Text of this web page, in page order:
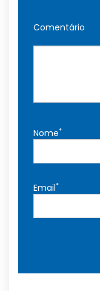
Comentário
Nome*
Email*